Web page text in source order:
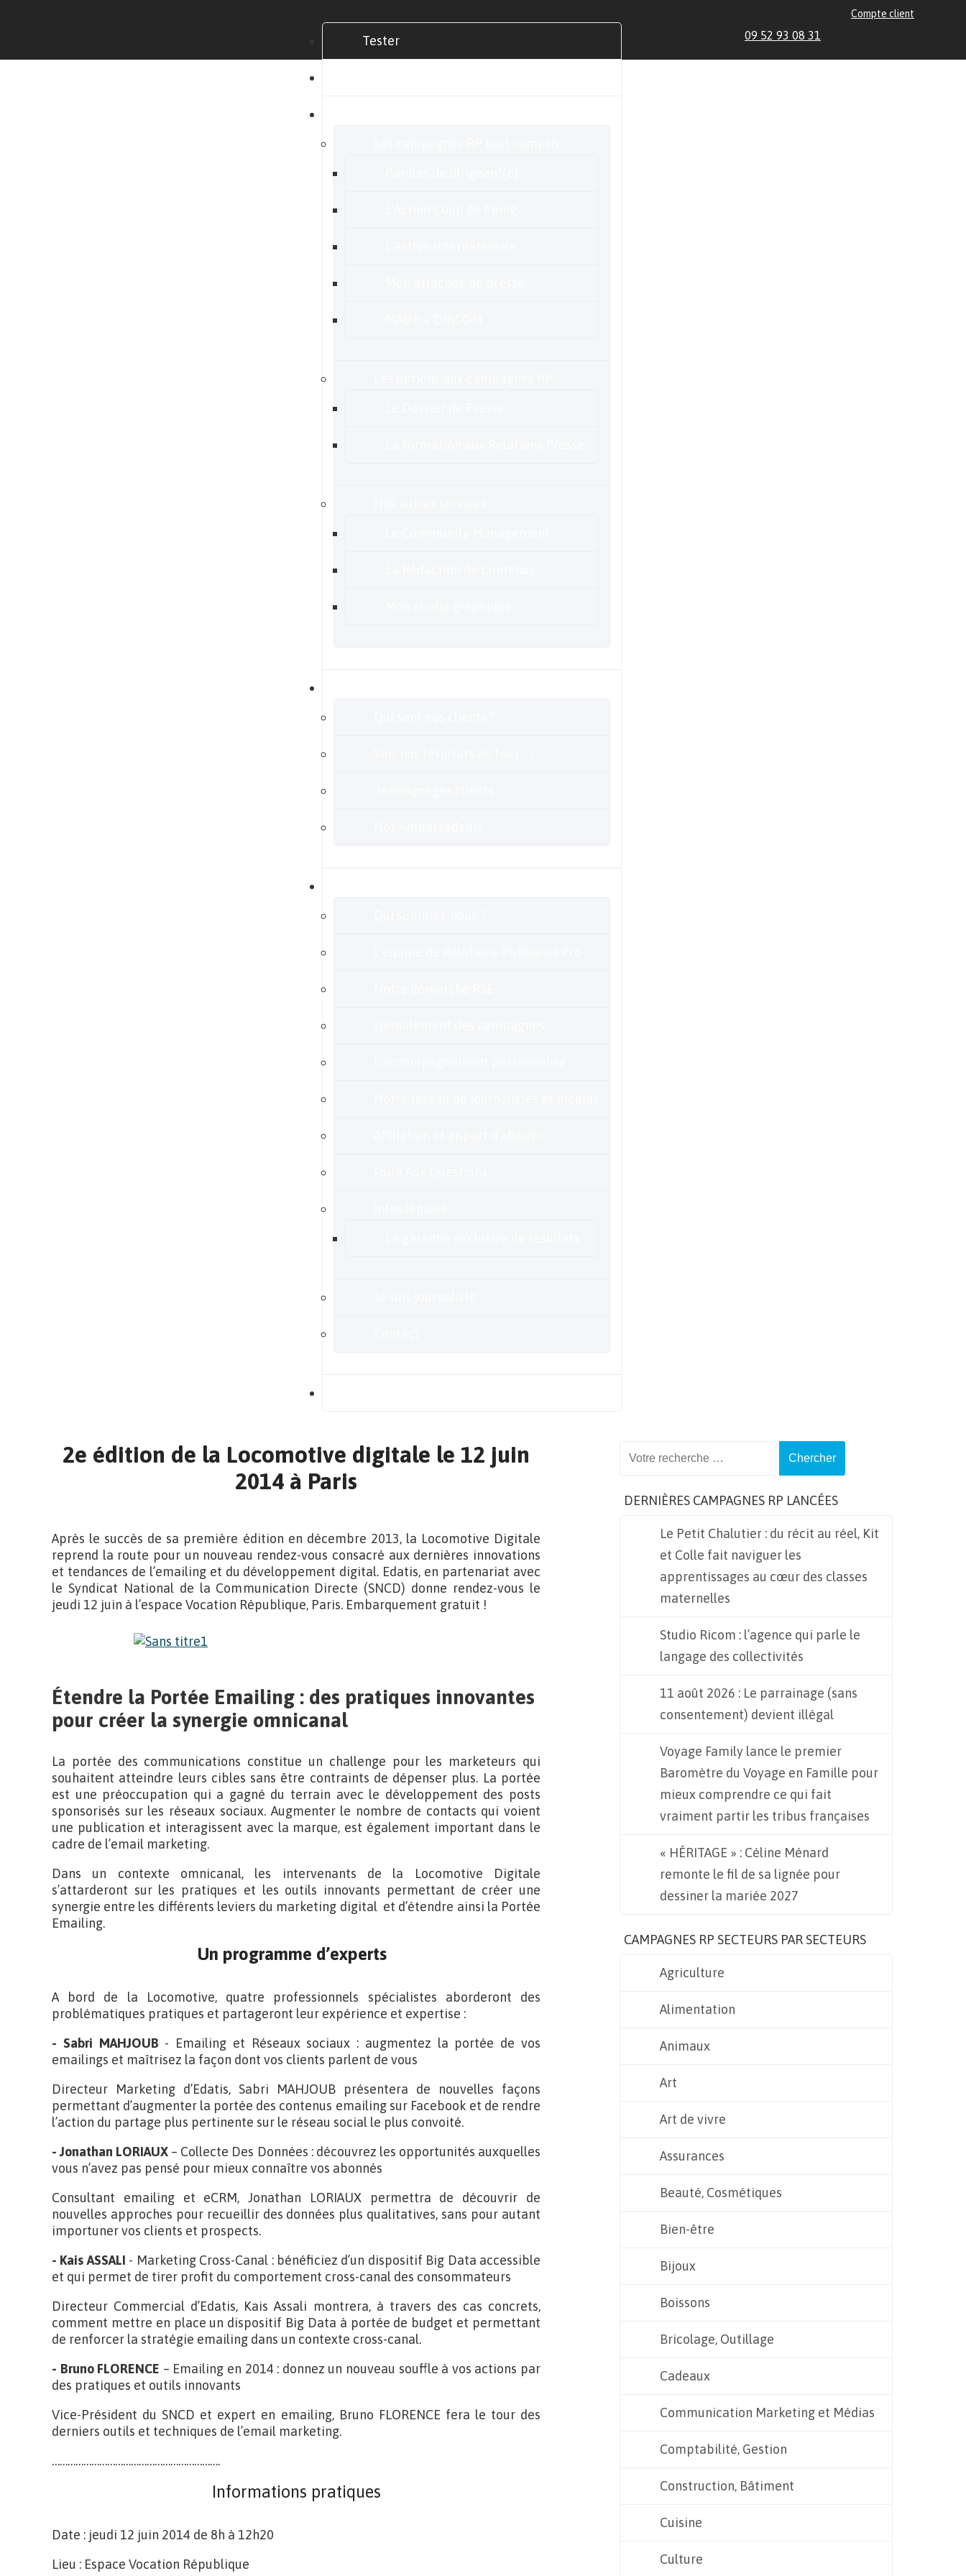
Tester
Compte client
09 52 93 08 31
2e édition de la Locomotive digitale le 12 juin
2014 à Paris
Après le succès de sa première édition en décembre 2013, la Locomotive Digitale
reprend la route pour un nouveau rendez-vous consacré aux dernières innovations
et tendances de l’emailing et du développement digital. Edatis, en partenariat avec
le Syndicat National de la Communication Directe (SNCD) donne rendez-vous le
jeudi 12 juin à l’espace Vocation République, Paris. Embarquement gratuit !
Étendre la Portée Emailing : des pratiques innovantes
pour créer la synergie omnicanal
La portée des communications constitue un challenge pour les marketeurs qui
souhaitent atteindre leurs cibles sans être contraints de dépenser plus. La portée
est une préoccupation qui a gagné du terrain avec le développement des posts
sponsorisés sur les réseaux sociaux. Augmenter le nombre de contacts qui voient
une publication et interagissent avec la marque, est également important dans le
cadre de l’email marketing.
Dans un contexte omnicanal, les intervenants de la Locomotive Digitale
s’attarderont sur les pratiques et les outils innovants permettant de créer une
synergie entre les différents leviers du marketing digital et d’étendre ainsi la Portée
Emailing.
Un programme d’experts
A bord de la Locomotive, quatre professionnels spécialistes aborderont des
problématiques pratiques et partageront leur expérience et expertise :
- Sabri MAHJOUB - Emailing et Réseaux sociaux : augmentez la portée de vos
emailings et maîtrisez la façon dont vos clients parlent de vous
Directeur Marketing d’Edatis, Sabri MAHJOUB présentera de nouvelles façons
permettant d’augmenter la portée des contenus emailing sur Facebook et de rendre
l’action du partage plus pertinente sur le réseau social le plus convoité.
- Jonathan LORIAUX – Collecte Des Données : découvrez les opportunités auxquelles
vous n’avez pas pensé pour mieux connaître vos abonnés
Consultant emailing et eCRM, Jonathan LORIAUX permettra de découvrir de
nouvelles approches pour recueillir des données plus qualitatives, sans pour autant
importuner vos clients et prospects.
- Kais ASSALI - Marketing Cross-Canal : bénéficiez d’un dispositif Big Data accessible
et qui permet de tirer profit du comportement cross-canal des consommateurs
Directeur Commercial d’Edatis, Kais Assali montrera, à travers des cas concrets,
comment mettre en place un dispositif Big Data à portée de budget et permettant
de renforcer la stratégie emailing dans un contexte cross-canal.
- Bruno FLORENCE – Emailing en 2014 : donnez un nouveau souffle à vos actions par
des pratiques et outils innovants
Vice-Président du SNCD et expert en emailing, Bruno FLORENCE fera le tour des
derniers outils et techniques de l’email marketing.
……………………………………………………….
Informations pratiques
Date : jeudi 12 juin 2014 de 8h à 12h20
Lieu : Espace Vocation République
DERNIÈRES CAMPAGNES RP LANCÉES
Le Petit Chalutier : du récit au réel, Kit
et Colle fait naviguer les
apprentissages au cœur des classes
maternelles
Studio Ricom : l’agence qui parle le
langage des collectivités
11 août 2026 : Le parrainage (sans
consentement) devient illégal
Voyage Family lance le premier
Baromètre du Voyage en Famille pour
mieux comprendre ce qui fait
vraiment partir les tribus françaises
« HÉRITAGE » : Céline Ménard
remonte le fil de sa lignée pour
dessiner la mariée 2027
CAMPAGNES RP SECTEURS PAR SECTEURS
Agriculture
Alimentation
Animaux
Art
Art de vivre
Assurances
Beauté, Cosmétiques
Bien-être
Bijoux
Boissons
Bricolage, Outillage
Cadeaux
Communication Marketing et Médias
Comptabilité, Gestion
Construction, Bâtiment
Cuisine
Culture